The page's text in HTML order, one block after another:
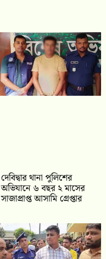
দেবিদ্বার থানা পুলিশের
অভিযানে ৬ বছর ২ মাসের
সাজাপ্রাপ্ত আসামি গ্রেপ্তার